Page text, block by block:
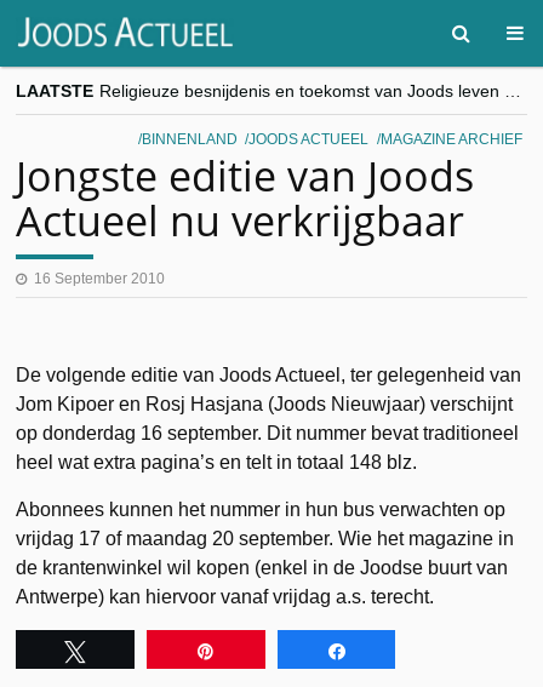
LAATSTE
“Besnijdenisdebat toont hoe moeilijk seculiere Westen minderheden begrijpt”, Jinnih Beels (Vooruit)
CITYTRIP | ROEMENIË – Boekarest: de verrassing van Oost-Europa
BINNENLAND JOODS ACTUEEL MAGAZINE ARCHIEF
Jongste editie van Joods
Actueel nu verkrijgbaar
16 September 2010
De volgende editie van Joods Actueel, ter gelegenheid van
Jom Kipoer en Rosj Hasjana (Joods Nieuwjaar) verschijnt
op donderdag 16 september. Dit nummer bevat traditioneel
heel wat extra pagina’s en telt in totaal 148 blz.
Abonnees kunnen het nummer in hun bus verwachten op
vrijdag 17 of maandag 20 september. Wie het magazine in
de krantenwinkel wil kopen (enkel in de Joodse buurt van
Antwerpe) kan hiervoor vanaf vrijdag a.s. terecht.